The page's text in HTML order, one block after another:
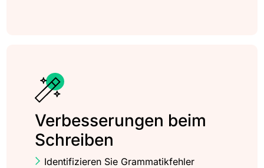
Verbesserungen beim
Schreiben
Identifizieren Sie Grammatikfehler